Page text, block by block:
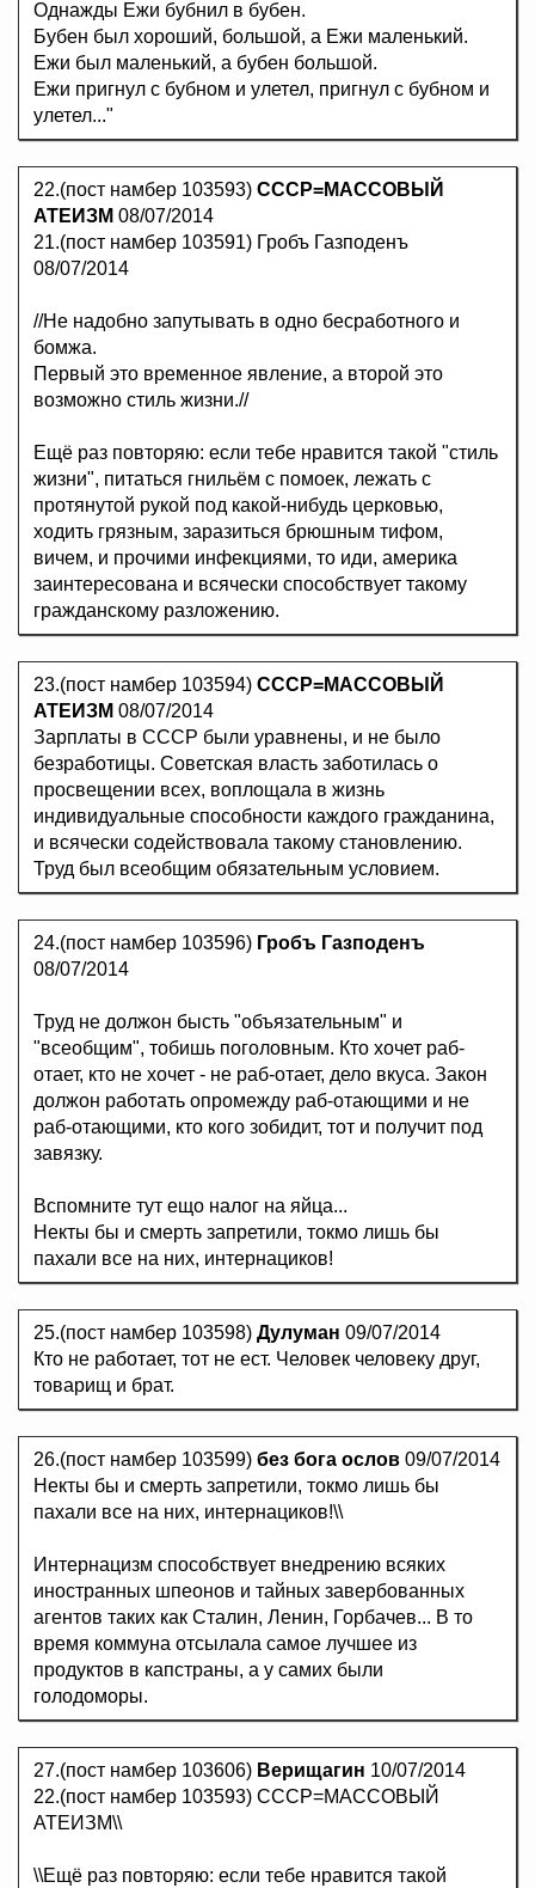
Однажды Ежи бубнил в бубен.
Бубен был хороший, большой, а Ежи маленький.
Ежи был маленький, а бубен большой.
Ежи пригнул с бубном и улетел, пригнул с бубном и
улетел..."
22.(пост намбер 103593) СССР=МАССОВЫЙ
АТЕИЗМ 08/07/2014
21.(пост намбер 103591) Гробъ Газподенъ
08/07/2014
//Не надобно запутывать в одно бесработного и
бомжа.
Первый это временное явление, а второй это
возможно стиль жизни.//
Ещё раз повторяю: если тебе нравится такой "стиль
жизни", питаться гнильём с помоек, лежать с
протянутой рукой под какой-нибудь церковью,
ходить грязным, заразиться брюшным тифом,
вичем, и прочими инфекциями, то иди, америка
заинтересована и всячески способствует такому
гражданскому разложению.
23.(пост намбер 103594) СССР=МАССОВЫЙ
АТЕИЗМ 08/07/2014
Зарплаты в СССР были уравнены, и не было
безработицы. Советская власть заботилась о
просвещении всех, воплощала в жизнь
индивидуальные способности каждого гражданина,
и всячески содействовала такому становлению.
Труд был всеобщим обязательным условием.
24.(пост намбер 103596) Гробъ Газподенъ
08/07/2014
Труд не должон бысть "объязательным" и
"всеобщим", тобишь поголовным. Кто хочет раб-
отает, кто не хочет - не раб-отает, дело вкуса. Закон
должон работать опромежду раб-отающими и не
раб-отающими, кто кого зобидит, тот и получит под
завязку.
Вспомните тут ещо налог на яйца...
Некты бы и смерть запретили, токмо лишь бы
пахали все на них, интернациков!
25.(пост намбер 103598) Дулуман 09/07/2014
Кто не работает, тот не ест. Человек человеку друг,
товарищ и брат.
26.(пост намбер 103599) без бога ослов 09/07/2014
Некты бы и смерть запретили, токмо лишь бы
пахали все на них, интернациков!\\
Интернацизм способствует внедрению всяких
иностранных шпeoнов и тайных завepбoванных
агентов таких как Сталин, Ленин, Гоpбачев... В то
время коммуна отсылала самое лучшее из
продуктов в капстраны, а у самих были
голодоморы.
27.(пост намбер 103606) Верищагин 10/07/2014
22.(пост намбер 103593) СССР=МАССОВЫЙ
АТЕИЗМ\\
\\Ещё раз повторяю: если тебе нравится такой